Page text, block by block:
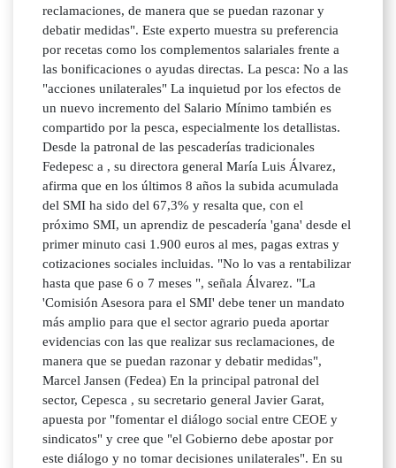
reclamaciones, de manera que se puedan razonar y
debatir medidas". Este experto muestra su preferencia
por recetas como los complementos salariales frente a
las bonificaciones o ayudas directas. La pesca: No a las
"acciones unilaterales" La inquietud por los efectos de
un nuevo incremento del Salario Mínimo también es
compartido por la pesca, especialmente los detallistas.
Desde la patronal de las pescaderías tradicionales
Fedepesc a , su directora general María Luis Álvarez,
afirma que en los últimos 8 años la subida acumulada
del SMI ha sido del 67,3% y resalta que, con el
próximo SMI, un aprendiz de pescadería 'gana' desde el
primer minuto casi 1.900 euros al mes, pagas extras y
cotizaciones sociales incluidas. "No lo vas a rentabilizar
hasta que pase 6 o 7 meses ", señala Álvarez. "La
'Comisión Asesora para el SMI' debe tener un mandato
más amplio para que el sector agrario pueda aportar
evidencias con las que realizar sus reclamaciones, de
manera que se puedan razonar y debatir medidas",
Marcel Jansen (Fedea) En la principal patronal del
sector, Cepesca , su secretario general Javier Garat,
apuesta por "fomentar el diálogo social entre CEOE y
sindicatos" y cree que "el Gobierno debe apostar por
este diálogo y no tomar decisiones unilaterales". En su